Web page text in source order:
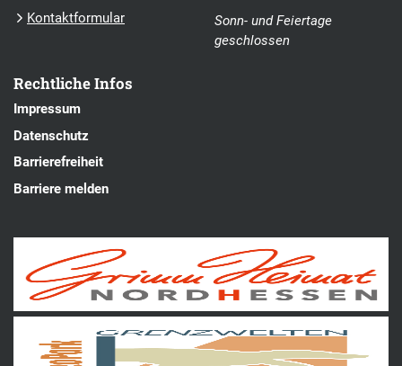
Kontaktformular
Sonn- und Feiertage
geschlossen
Rechtliche Infos
Impressum
Datenschutz
Barrierefreiheit
Barriere melden